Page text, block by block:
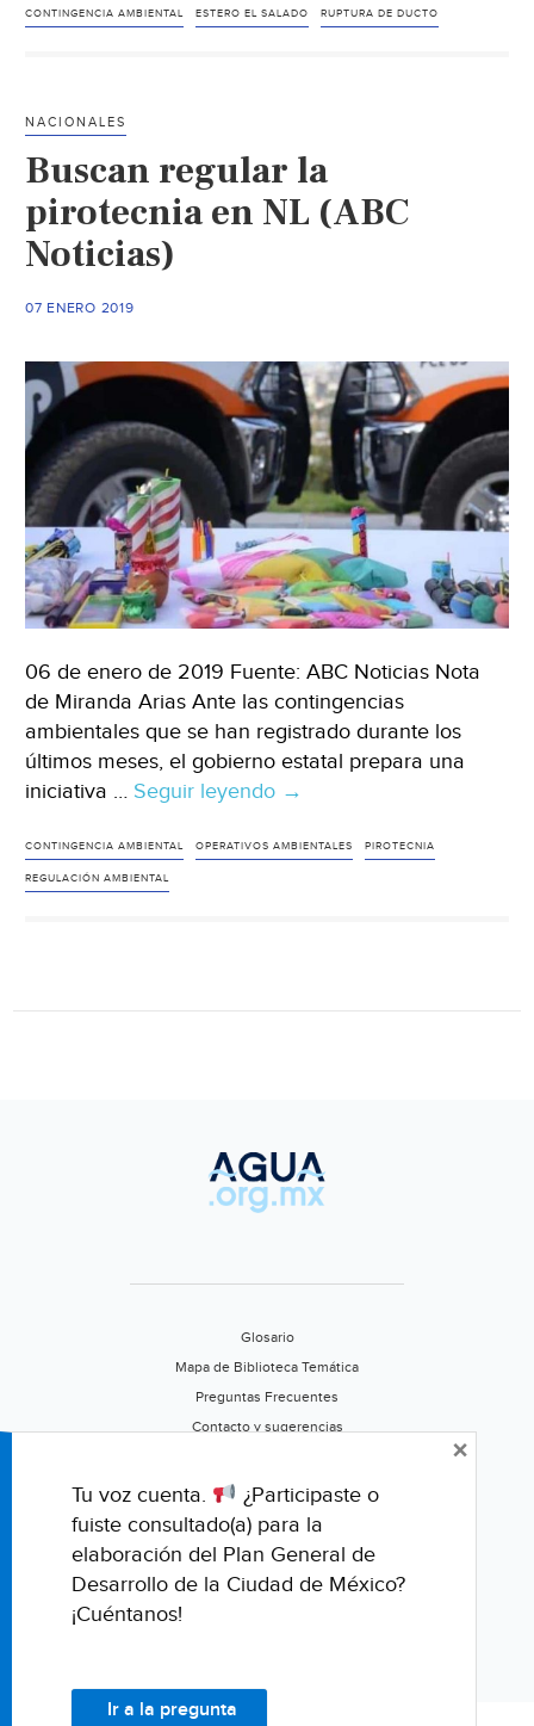
hoy
tras
contingencia
ambiental
CONTINGENCIA AMBIENTAL ESTERO EL SALADO RUPTURA DE DUCTO
NACIONALES
Buscan regular la
pirotecnia en NL (ABC
Noticias)
07 ENERO 2019
06 de enero de 2019 Fuente: ABC Noticias Nota
de Miranda Arias Ante las contingencias
ambientales que se han registrado durante los
últimos meses, el gobierno estatal prepara una
iniciativa … Seguir leyendo Buscan
la
→
CONTINGENCIA AMBIENTAL OPERATIVOS AMBIENTALES PIROTECNIA
REGULACIÓN AMBIENTAL
Glosario
Mapa de Biblioteca Temática
Preguntas Frecuentes
Contacto y sugerencias
Califica este portal
Tu voz cuenta.
¿Participaste o
fuiste consultado(a) para la
elaboración del Plan General de
Desarrollo de la Ciudad de México?
¡Cuéntanos!
Ir a la pregunta
×